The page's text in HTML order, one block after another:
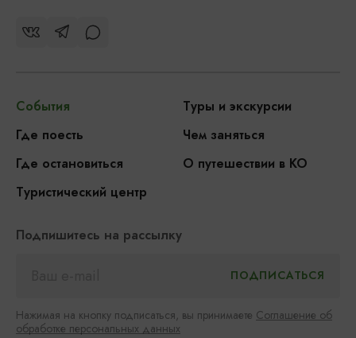
События
Туры и экскурсии
Где поесть
Чем заняться
Где остановиться
О путешествии в КО
Туристический центр
Подпишитесь на рассылку
Нажимая на кнопку подписаться, вы принимаете Соглашение об
обработке персональных данных